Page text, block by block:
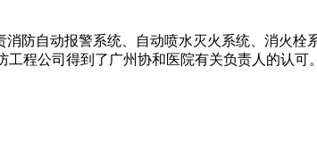
消防自动报警系统、自动喷水灭火系统、消火
程公司得到了广州协和医院有关负责人的认可。